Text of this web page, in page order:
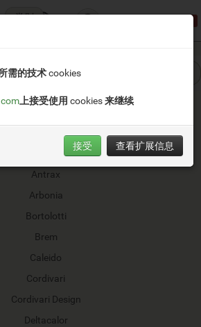
类别
Antrax
Arbonia
Bortolotti
Brem
Caleido
Cordivari
Cordivari Design
Deltacalor
需的技术 cookies
上接受使用 cookies 来继续
接受 查看扩展信息